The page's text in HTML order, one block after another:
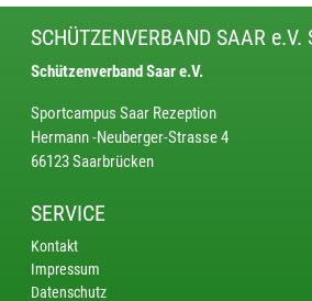
SCHÜTZENVERBAND SAAR e.V.
Schützenverband Saar e.V.
Sportcampus Saar Rezeption
Hermann -Neuberger-Strasse 4
66123 Saarbrücken
SERVICE
Kontakt
Impressum
Datenschutz